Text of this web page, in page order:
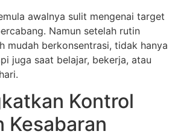
awalnya sulit mengenai target
Namun setelah rutin
mudah berkonsentrasi, tidak hanya
juga saat belajar, bekerja, atau
Kontrol
Kesabaran